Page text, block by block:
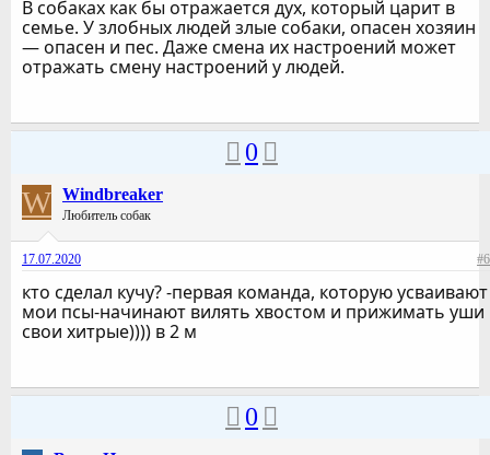
В собаках как бы отражается дух, который царит в
семье. У злобных людей злые собаки, опасен хозяин
— опасен и пес. Даже смена их настроений может
отражать смену настроений у людей.
0
W Windbreaker
Любитель собак
17.07.2020 #6
кто сделал кучу? -первая команда, которую усваивают
мои псы-начинают вилять хвостом и прижимать уши
свои хитрые)))) в 2 м
0